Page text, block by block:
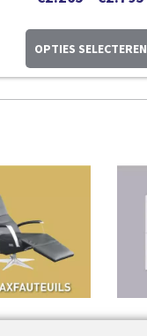
OPTIES SELECTEREN